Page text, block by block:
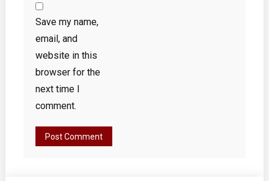
Save my name,
email, and
website in this
browser for the
next time I
comment.